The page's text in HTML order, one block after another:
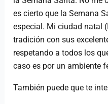
es cierto que la Semana
especial. Mi ciudad natal
tradición con sus
respetando a todos los
caso es por un ambiente
También puede que te